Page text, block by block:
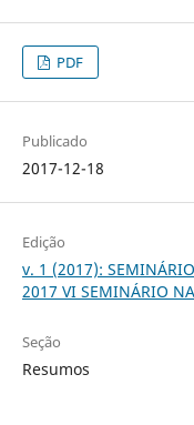
PDF
Publicado
2017-12-18
Edição
v. 1 (2017):
2017 VI SEMINÁRIO
Seção
Resumos